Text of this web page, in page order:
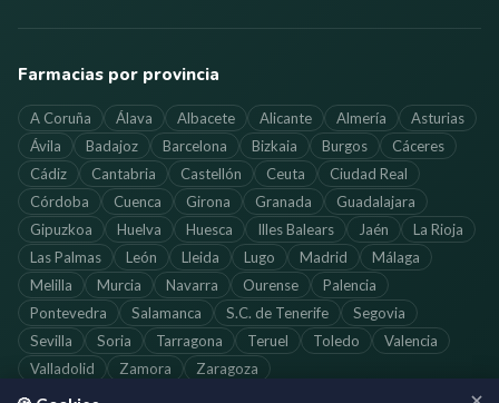
Farmacias por provincia
A Coruña Álava Albacete Alicante Almería
Asturias
Ávila
Badajoz Barcelona Bizkaia Burgos
Cáceres
Cádiz
Cantabria Castellón Ceuta
Ciudad Real
Córdoba
Cuenca Girona Granada
Guadalajara
Gipuzkoa
Huelva Huesca Illes Balears Jaén
La Rioja
Las Palmas
León Lleida Lugo Madrid
Málaga
Melilla
Murcia Navarra Ourense
Palencia
Pontevedra
Salamanca S.C. de Tenerife
Segovia
Sevilla
Soria Tarragona Teruel Toledo
Valencia
Valladolid
Zamora Zaragoza